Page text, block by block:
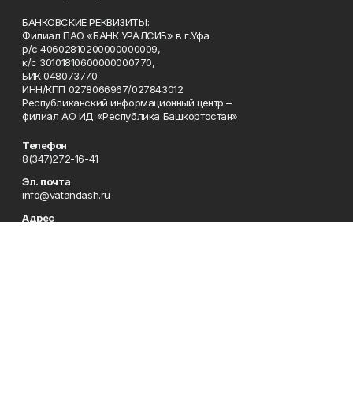
БАНКОВСКИЕ РЕКВИЗИТЫ:
Филиал ПАО «БАНК УРАЛСИБ» в г.Уфа
р/с 40602810200000000009,
к/с 30101810600000000770,
БИК 048073770
ИНН/КПП 0278066967/027843012
Республиканский информационный центр –
филиал АО ИД «Республика Башкортостан»
Телефон
8(347)272-16-41
Эл. почта
info@vatandash.ru
Адрес